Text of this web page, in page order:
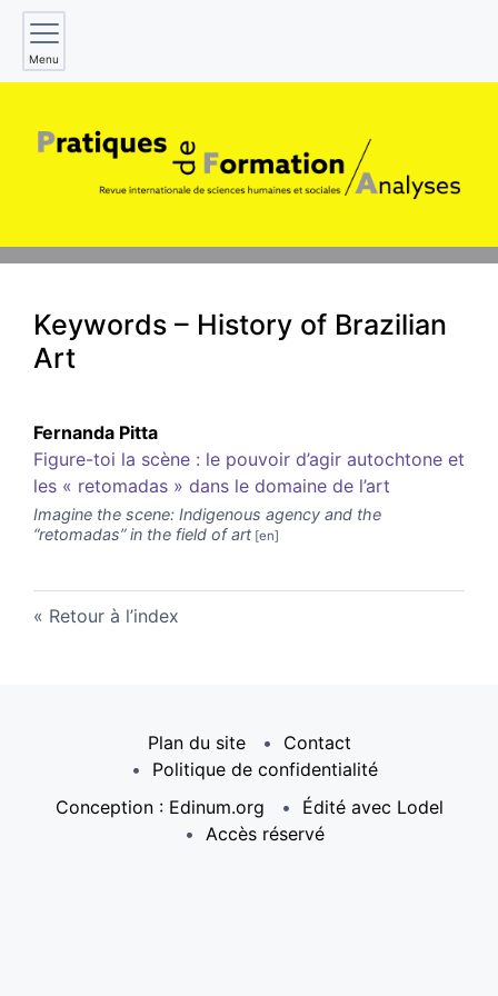
Menu
Keywords – History of Brazilian
Art
Fernanda Pitta
Figure-toi la scène : le pouvoir d’agir autochtone et
les « retomadas » dans le domaine de l’art
Imagine the scene: Indigenous agency and the
“retomadas” in the field of art
Retour à l’index
Plan du site
Contact
Politique de confidentialité
Conception : Edinum.org
Édité avec Lodel
Accès réservé